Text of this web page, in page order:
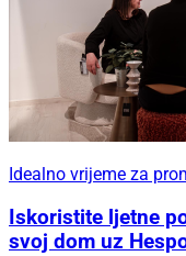
Idealno vrijeme za
Iskoristite ljetne
svoj dom uz